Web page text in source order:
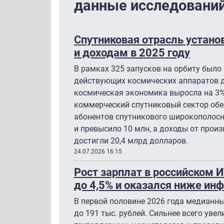
данные
Спутниковая отрасль
и доходам в 2025 году
В рамках 325 запусков на орбиту
действующих космических аппаратов
космическая экономика выросла на
коммерческий спутниковый сектор
абонентов спутникового
и превысило 10 млн, а доходы от
достигли 20,4 млрд долларов.
24.07.2026 16:15
Рост зарплат в российском
до 4,5% и оказался ниже
В первой половине 2026 года
до 191 тыс. рублей. Сильнее всего